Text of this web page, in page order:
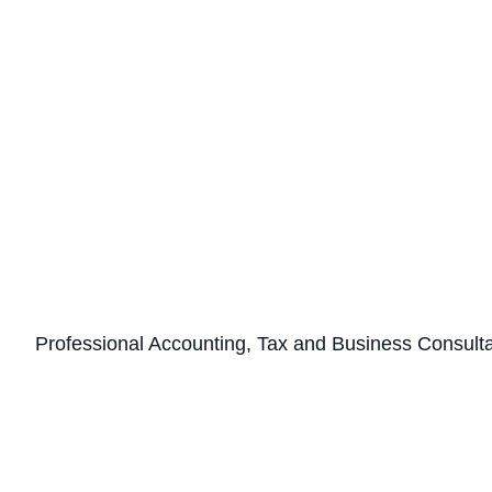
Professional Accounting, Tax and Business